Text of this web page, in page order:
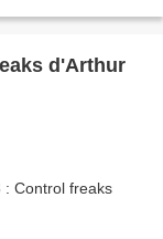
d'Arthur